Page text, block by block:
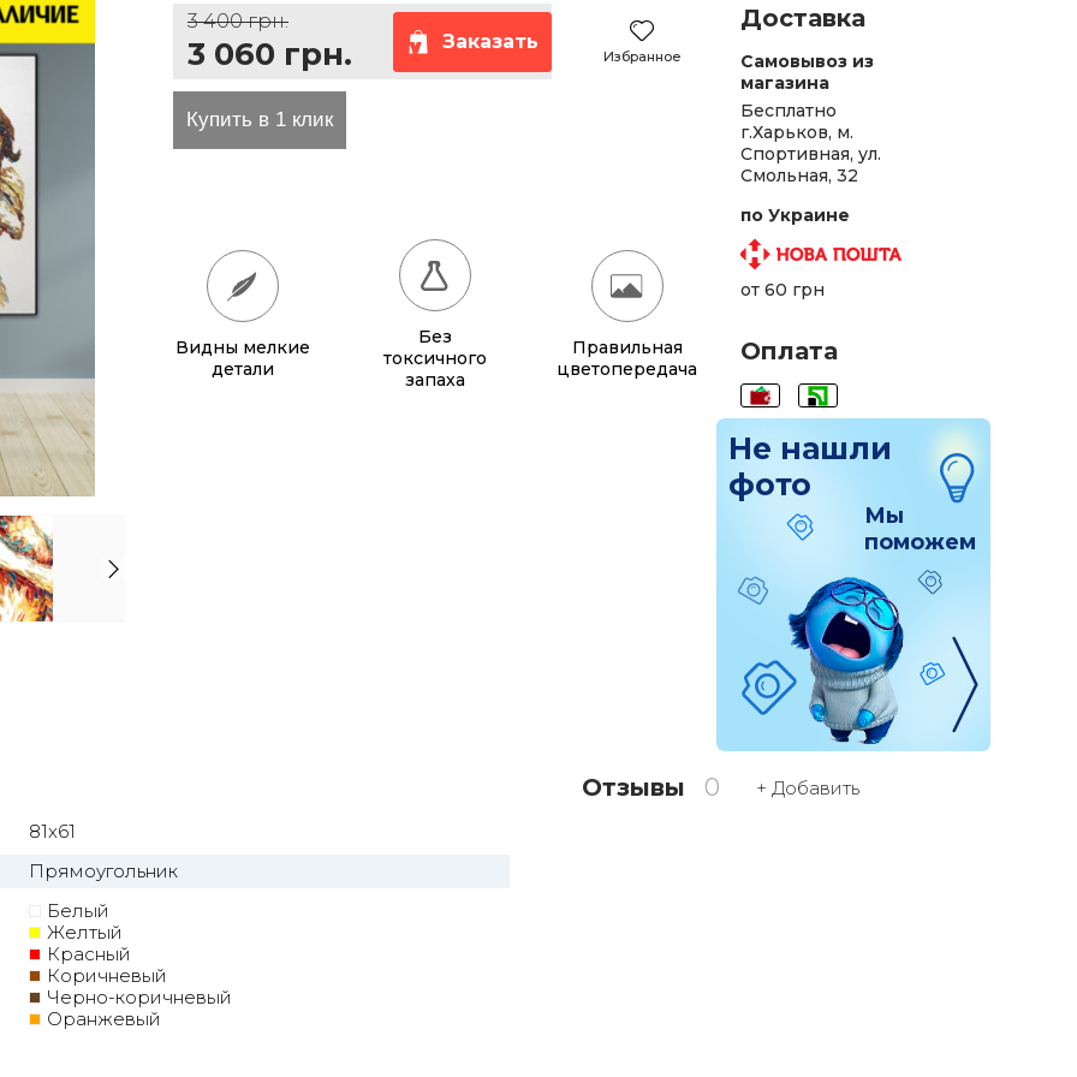
3 400 грн.
3 060 грн. Заказать
Избранное
Видны мелкие
детали
Без
токсичного
запаха
Правильная
цветопередача
81x61
Прямоугольник
Белый
Желтый
Красный
Коричневый
Черно-коричневый
Оранжевый
Отзывы 0 + Добавить
Доставка
Самовывоз из
магазина
Бесплатно
г.Харьков, м.
Спортивная, ул.
Смольная, 32
по Украине
от 60 грн
Оплата
Не нашли
фото
Мы
поможем
проезда